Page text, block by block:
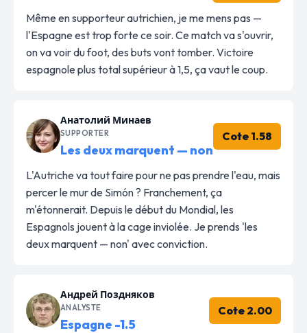
Même en supporteur autrichien, je me mens pas —
l'Espagne est trop forte ce soir. Ce match va s'ouvrir,
on va voir du foot, des buts vont tomber. Victoire
espagnole plus total supérieur à 1,5, ça vaut le coup.
Анатолий Минаев
SUPPORTER
Les deux marquent — non
Cote 1.58
L'Autriche va tout faire pour ne pas prendre l'eau, mais
percer le mur de Simón ? Franchement, ça
m'étonnerait. Depuis le début du Mondial, les
Espagnols jouent à la cage inviolée. Je prends 'les
deux marquent — non' avec conviction.
Андрей Поздняков
ANALYSTE
Espagne -1.5
Cote 2.00